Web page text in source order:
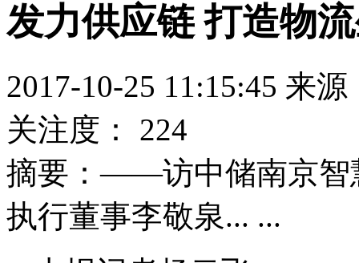
发力供应链 打造物
2017-10-25 11:15:45 来
关注度：
224
摘要：——访中储南京智
执行董事李敬泉... ...